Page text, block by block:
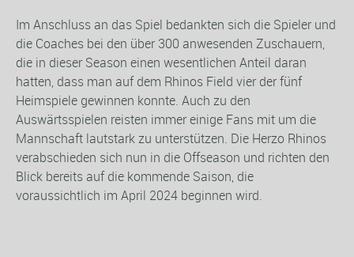
Im Anschluss an das Spiel bedankten sich die Spieler und
die Coaches bei den über 300 anwesenden Zuschauern,
die in dieser Season einen wesentlichen Anteil daran
hatten, dass man auf dem Rhinos Field vier der fünf
Heimspiele gewinnen konnte. Auch zu den
Auswärtsspielen reisten immer einige Fans mit um die
Mannschaft lautstark zu unterstützen. Die Herzo Rhinos
verabschieden sich nun in die Offseason und richten den
Blick bereits auf die kommende Saison, die
voraussichtlich im April 2024 beginnen wird.